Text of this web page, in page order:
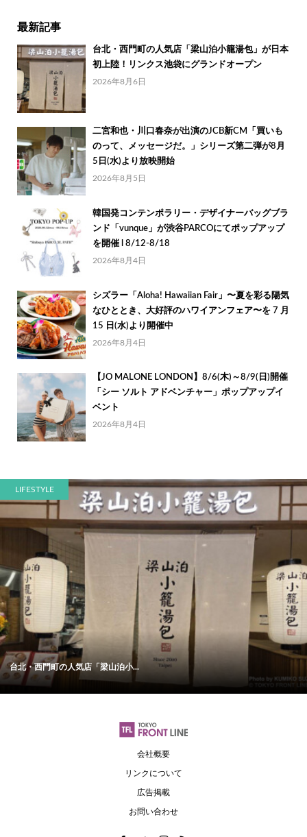
最新記事
台北・西門町の人気店「梁山泊小籠湯包」が日本
初上陸！リンクス池袋にグランドオープン
2026年8月6日
二宮和也・川口春奈が出演のJCB新CM「買いも
のって、メッセージだ。」シリーズ第二弾が8月
5日(水)より放映開始
2026年8月5日
韓国発コンテンポラリー・デザイナーバッグブラ
ンド「vunque」が渋谷PARCOにてポップアップ
を開催 l 8/12-8/18
2026年8月4日
シズラー「Aloha! Hawaiian Fair」〜夏を彩る陽気
なひととき、大好評のハワイアンフェア〜を 7 月
15 日(水)より開催中
2026年8月4日
【JO MALONE LONDON】8/6(木)～8/9(日)開催
「シー ソルト アドベンチャー」ポップアップイ
ベント
2026年8月4日
LIFESTYLE
台北・西門町の人気店「梁山泊小...
会社概要
リンクについて
広告掲載
お問い合わせ